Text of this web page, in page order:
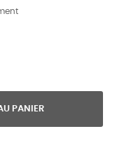
PANIER